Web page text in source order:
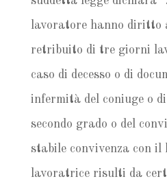
lavoratore hanno diritto
retribuito di tre giorni
caso di decesso o di
infermità del coniuge o
secondo grado o del
stabile convivenza con
lavoratrice risulti da